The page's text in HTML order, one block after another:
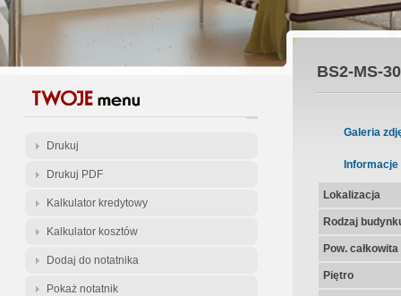
Licencjonowani Pośrednicy
Gwarancja Zwrotu Zadatku
Gratis - Przedwstępna Umowa
Drukuj
Drukuj PDF
Kalkulator kredytowy
Kalkulator kosztów
Dodaj do notatnika
Pokaż notatnik
BS2-MS-
Galeria
Informacje
Lokalizacja
Rodzaj
Pow.
Piętro